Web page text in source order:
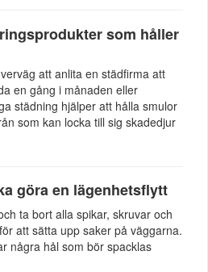
som håller
att anlita en städfirma att
en gång i månaden eller
städning hjälper att hålla smulor
som kan locka till sig skadedjur
göra en lägenhetsflytt
ta bort alla spikar, skruvar och
att sätta upp saker på väggarna.
några hål som bör spacklas